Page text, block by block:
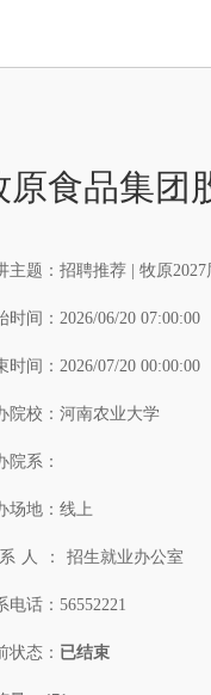
原食品集团
主题： 招聘推荐 | 牧原
时间： 2026/06/20 07:00:00
时间： 2026/07/20 00:00:00
院校： 河南农业大学
院系：
场地： 线上
人： 招生就业办公室
电话： 56552221
状态： 已结束